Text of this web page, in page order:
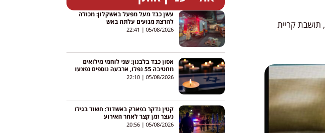
משטרת ישראל מבקשת את עזרת הציבור באיתור נעדרת בשם בת אל קסה, בת 15, תושבת קריית
עשן כבד מעל מפעל באשקלון: מכולה
להרצת מנועים עלתה באש
05/08/2026
אסון כבד בלבנון: שני לוחמי מילואים
מחטיבה 55 נפלו, ארבעה נוספים נפצעו
05/08/2026
22:10
קטין נדקר בפארק באשדוד: חשוד בגילו
נעצר זמן קצר לאחר האירוע
05/08/2026
20:56